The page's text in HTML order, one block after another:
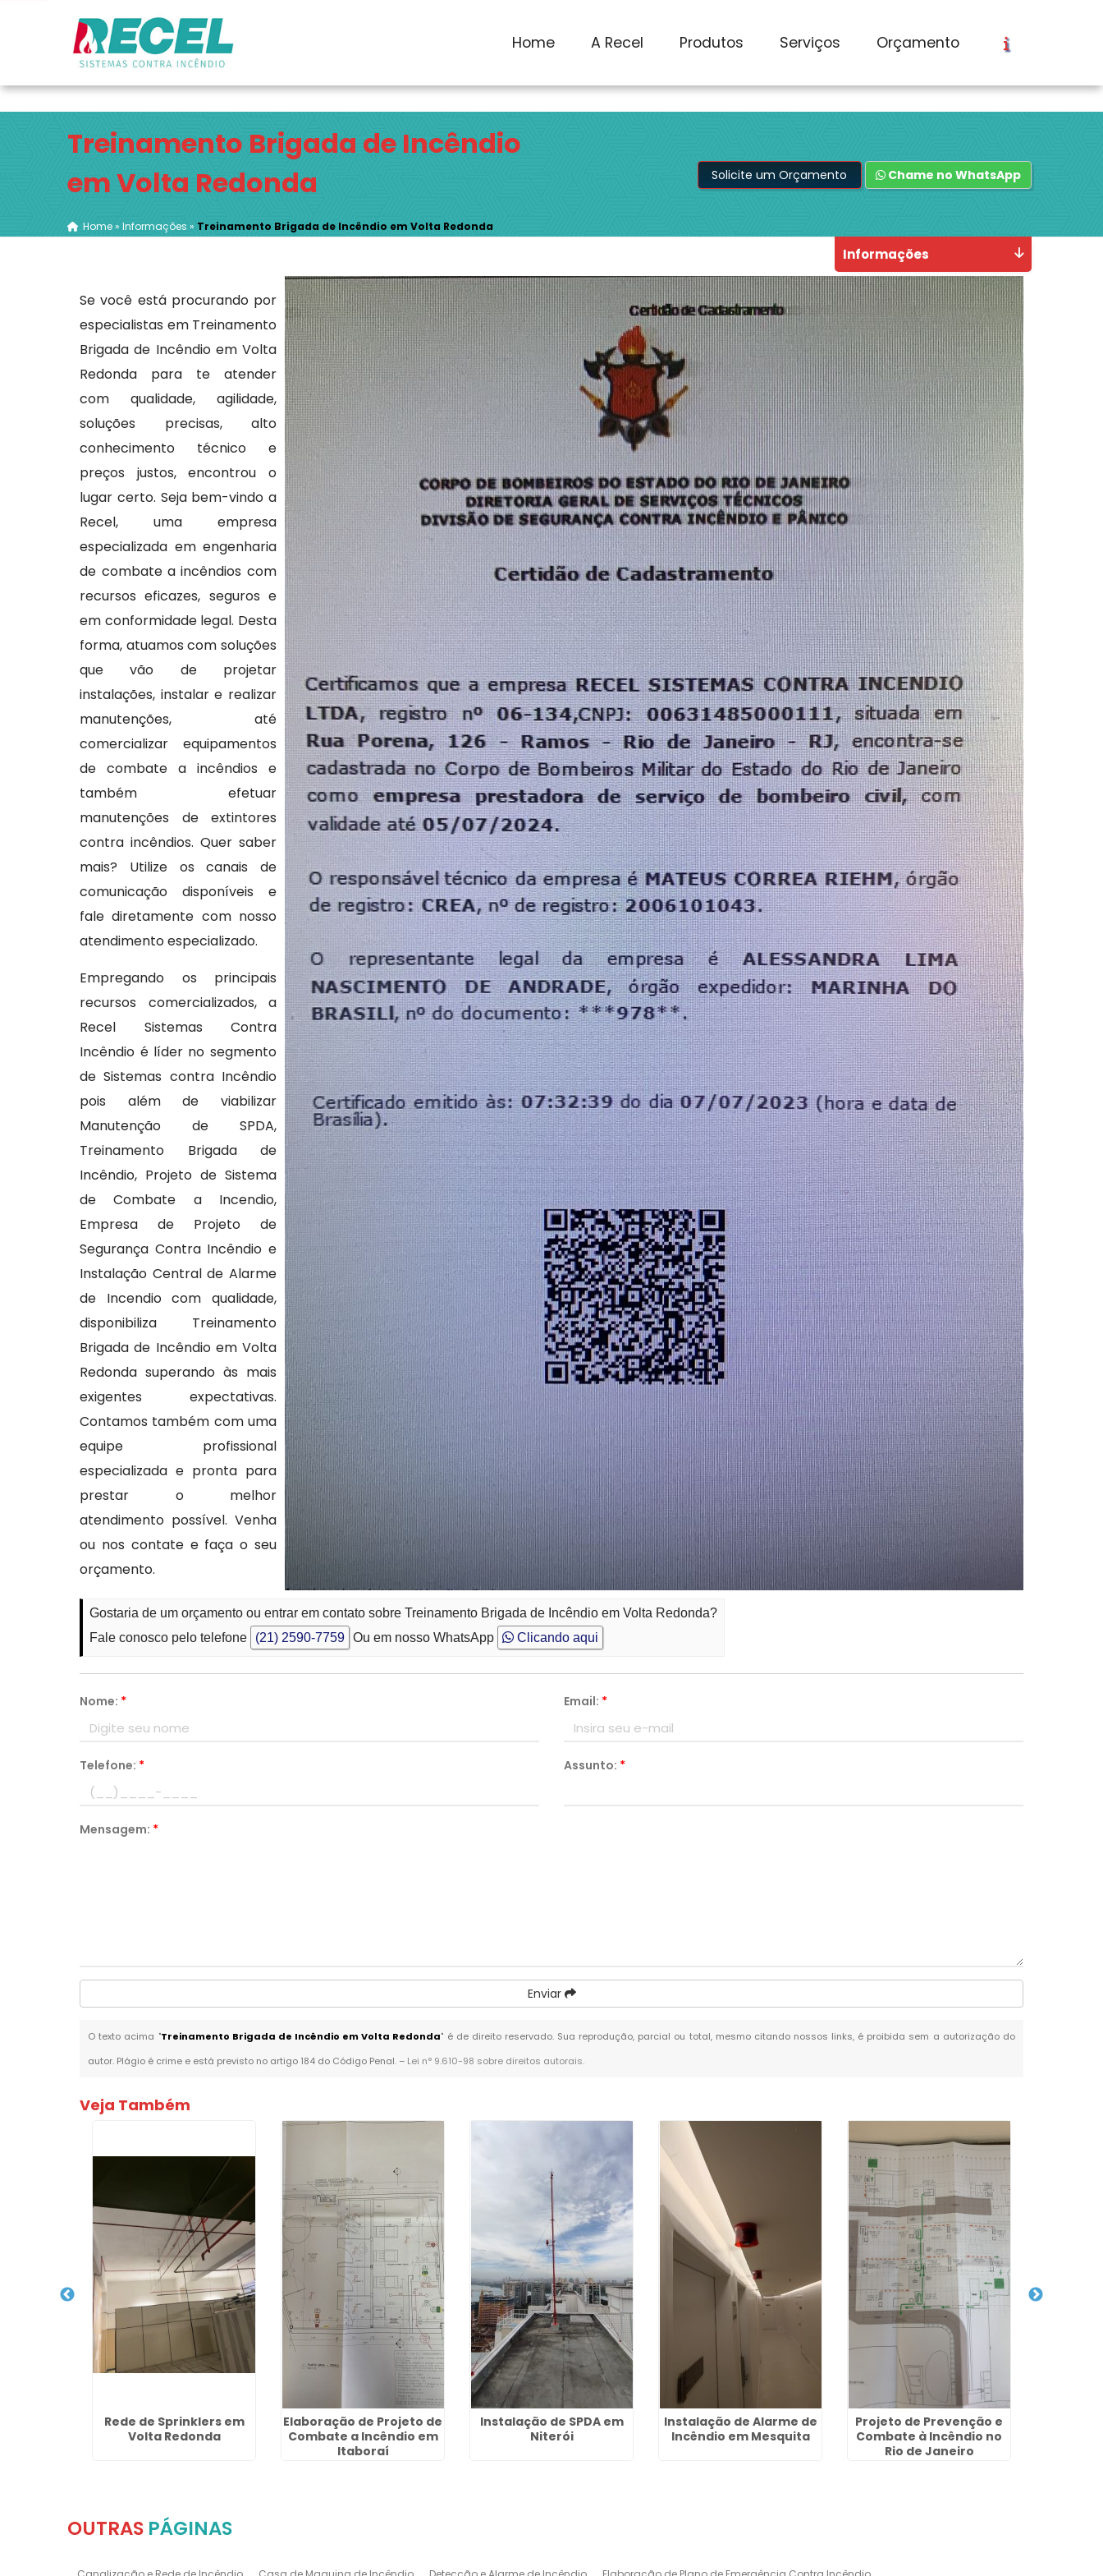
Treinamento Brigada de Incêndio
em Volta Redonda
Home»Informações » Treinamento Brigada de Incêndio em Volta Redonda
Solicite um Orçamento Chame no WhatsApp
Se você está procurando por
especialistas em Treinamento
Brigada de Incêndio em Volta
Redonda para te atender
com qualidade, agilidade,
soluções precisas, alto
conhecimento técnico e
preços justos, encontrou o
lugar certo. Seja bem-vindo a
Recel, uma empresa
especializada em engenharia
de combate a incêndios com
recursos eficazes, seguros e
em conformidade legal. Desta
forma, atuamos com soluções
que vão de projetar
instalações, instalar e realizar
manutenções, até
comercializar equipamentos
de combate a incêndios e
também efetuar
manutenções de extintores
contra incêndios. Quer saber
mais? Utilize os canais de
comunicação disponíveis e
fale diretamente com nosso
atendimento especializado.
Empregando os principais
recursos comercializados, a
Recel Sistemas Contra
Incêndio é líder no segmento
de Sistemas contra Incêndio
pois além de viabilizar
Manutenção de SPDA,
Treinamento Brigada de
Incêndio, Projeto de Sistema
de Combate a Incendio,
Empresa de Projeto de
Segurança Contra Incêndio e
Instalação Central de Alarme
de Incendio com qualidade,
disponibiliza Treinamento
Brigada de Incêndio em Volta
Redonda superando às mais
exigentes expectativas.
Contamos também com uma
equipe profissional
especializada e pronta para
prestar o melhor
atendimento possível. Venha
ou nos contate e faça o seu
orçamento.
Gostaria de um orçamento ou entrar em contato sobre Treinamento Brigada de Incêndio em Volta Redonda?
Fale conosco pelo telefone
(21) 2590-7759 Ou em nosso WhatsApp Clicando aqui
Nome: * Email: *
Telefone: * Assunto: *
Mensagem: *
Enviar
O texto acima "Treinamento Brigada de Incêndio em Volta Redonda" é de direito reservado. Sua reprodução, parcial ou total, mesmo citando nossos links, é proibida sem a autorização do
autor. Plágio é crime e está previsto no artigo 184 do Código Penal. – Lei n° 9.610-98 sobre direitos autorais.
Informações
Veja Também
Rede de Sprinklers em
Volta Redonda
Elaboração de Projeto de
Combate a Incêndio em
Itaboraí
Instalação de SPDA em
Niterói
Instalação de Alarme de
Incêndio em Mesquita
Projeto de Prevenção e
Combate à Incêndio no
Rio de Janeiro
OUTRAS PÁGINAS